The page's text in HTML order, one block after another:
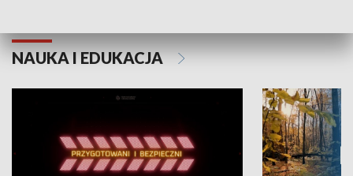
NAUKA I EDUKACJA